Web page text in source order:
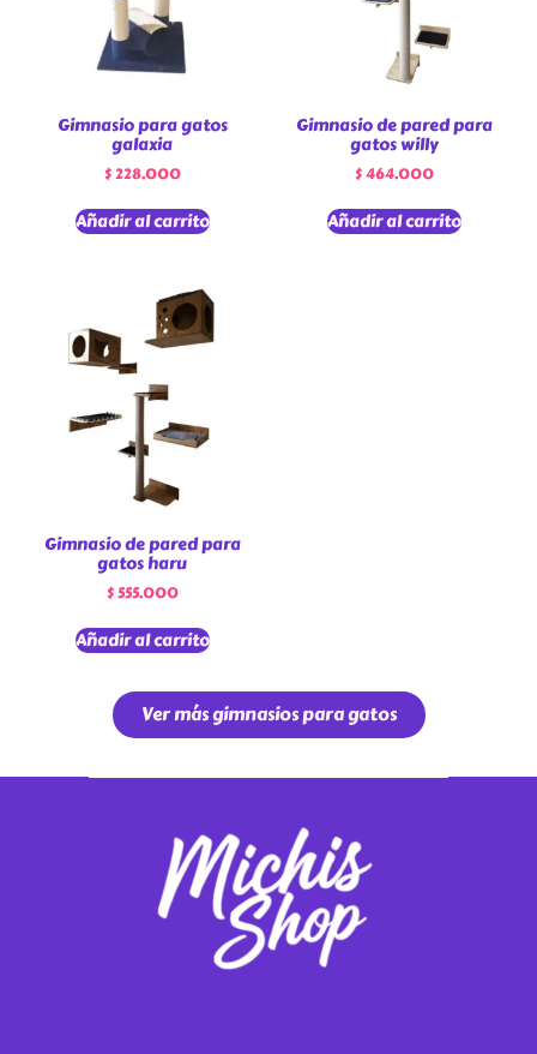
Gimnasio para gatos
galaxia
$228.000
Añadir al carrito
Gimnasio de pared para
gatos willy
$464.000
Añadir al carrito
Gimnasio de pared para
gatos haru
$555.000
Añadir al carrito
Ver más gimnasios para gatos